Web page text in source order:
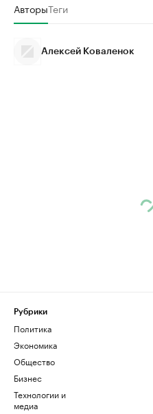
АвторыТеги
Алексей Коваленок
Рубрики
Политика
Экономика
Общество
Бизнес
Технологии и
медиа